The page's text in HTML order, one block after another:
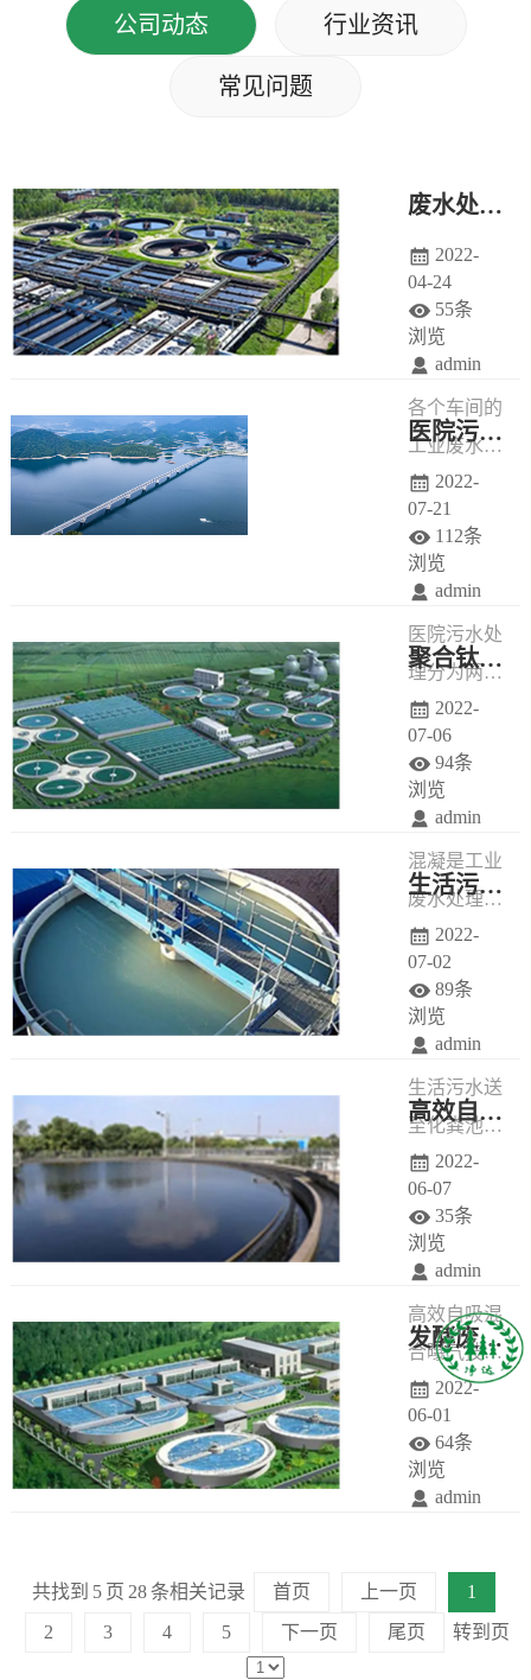
公司动态 行业资讯
常见问题
废水处理设备的集水池防腐保护
2022-
04-24
55条
浏览
admin
各个车间的
工业废水，
其排出的废
水水量和水
质一般来说
是不均衡
的，生产时
有废水，不
生产时就没
有废水，甚
至在一日之
内或班产之
间都可能有
很大的变
化，特别是
精细化工行
业的废水，
如果清浊废
水不分流，
则工艺浓废
水与轻污染
废水的水质
水量变化很
大，这种变
化对废水处
理设备的正
常操作及处
理效果是很
不利的，甚
至是有害
医院污水处理的两种等级
2022-
07-21
112条
浏览
admin
医院污水处
理分为两个
级别，一级
处理典型工
艺为沉淀和
消毒，在这
一工作中会
应用到化粪
池、沉淀
池、调节池
和混合接触
池等仪器设
备。
聚合钛铁净水剂混凝沉降工业废水处理技术
2022-
07-06
94条
浏览
admin
混凝是工业
废水处理中
非常重要的
物化处理方
法，混凝剂
是影响混凝
效果的最主
要因素。铝
盐混凝剂因
为处理效果
优异而得以
广泛应用，
但其残留在
水中的铝元
素会对生物
体产生毒害
作用，且形
成的污泥沉
含水率高、
不易脱水，
生活污水处理零排放新工程
2022-
07-02
89条
浏览
admin
生活污水送
至化粪池，
大颗粒的杂
物在化粪池
中沉降下
来，然后污
水进入调节
池进行水质
水量的调
节，再经提
升泵送入地
埋式一体化
化处理。
高效自吸混合曝气技术
2022-
06-07
35条
浏览
admin
高效自吸混
合曝气技术
将机械运动
和水力特性
相结合，充
分利用流体
优化叶轮结
构设计，利
发酵废水超低排放技术
2022-
06-01
64条
浏览
admin
低排放技术
集降解
共找到 5 页 28条相关记录 首页 上一页
1
2
3 4 5 下一页 尾页 转到页